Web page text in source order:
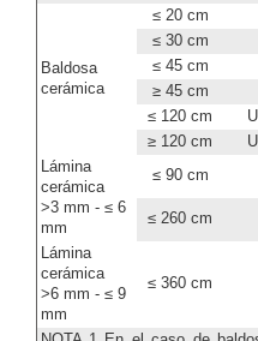
Baldosa
cerámica
≤ 20 cm
≤ 30 cm
≤ 45 cm
≥ 45 cm
≤ 120 cm
≥ 120 cm
Lámina
cerámica
>3 mm - ≤ 6
mm
≤ 90 cm
≤ 260 cm
Lámina
cerámica
>6 mm - ≤ 9
mm
≤ 360 cm